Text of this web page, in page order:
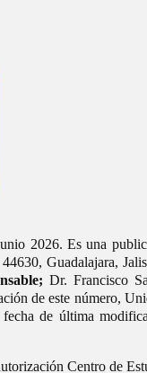
2026. Es una
Guadalajara,
Dr. Francisco
de este número,
de última
Centro de